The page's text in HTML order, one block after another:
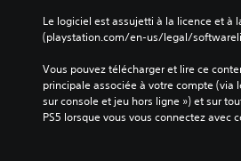
Le logiciel est assujetti à la licence et à
(playstation.com/en-us/legal/
Vous pouvez télécharger et lire ce
principale associée à votre compte (via
sur console et jeu hors ligne ») et sur
PS5 lorsque vous vous connectez avec